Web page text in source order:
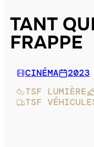
TANT
FRAPPE
CINÉMA
2023
TSF LUMIÈRE
TSF